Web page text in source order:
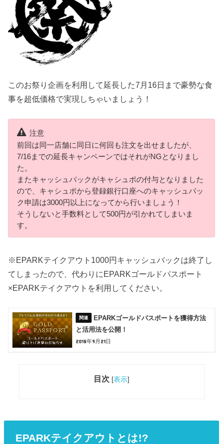
このお祭り企画を利用して延長した7月16日まで豪勢な食
事を超低価格で実現しちゃいましょう！
注意
前回は同一店舗に同日に何回も注文を出せましたが、
7/16までの延長キャンペーンではそれがNGとなりまし
た。
またキャッシュバックがキャシュポの付与となりました
ので、キャシュポから登録銀行口座へのキャッシュバッ
ク申請は3000円以上になってから行いましょう！
そうしないと手数料として500円が引かれてしまいま
す。
※EPARKテイクアウト1000円キャッシュバックは終了し
てしまったので、代わりにEPARKゴールドパスポート
×EPARKテイクアウトを利用してください。
EPARKゴールドパスポートを獲得方法
と活用法を公開！
2018年9月21日
目次 [表示]
EPARKテイクアウトとは!?